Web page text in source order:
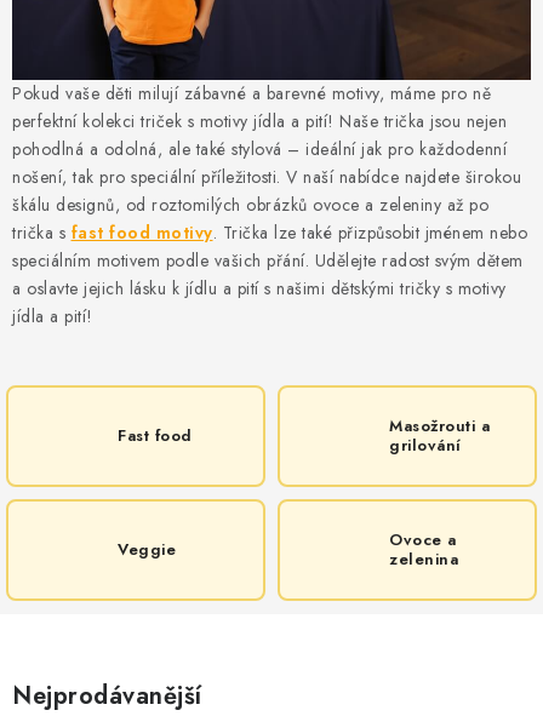
OKAMŽITĚ K ODBĚRU
B2B
MÁM SRDCE POMÁHÁM
VÁNOCE
Zásady zpracování ochrany osobních údajů
Napište nám
Pokud vaše děti milují zábavné a barevné motivy, máme pro ně
perfektní kolekci triček s motivy jídla a pití! Naše trička jsou nejen
pohodlná a odolná, ale také stylová – ideální jak pro každodenní
nošení, tak pro speciální příležitosti. V naší nabídce najdete širokou
škálu designů, od roztomilých obrázků ovoce a zeleniny až po
trička s fast food motivy. Trička lze také přizpůsobit jménem nebo
speciálním motivem podle vašich přání. Udělejte radost svým dětem
a oslavte jejich lásku k jídlu a pití s našimi dětskými tričky s motivy
jídla a pití!
Fast food
Masožrouti a
grilování
Veggie
Ovoce a
zelenina
Nejprodávanější